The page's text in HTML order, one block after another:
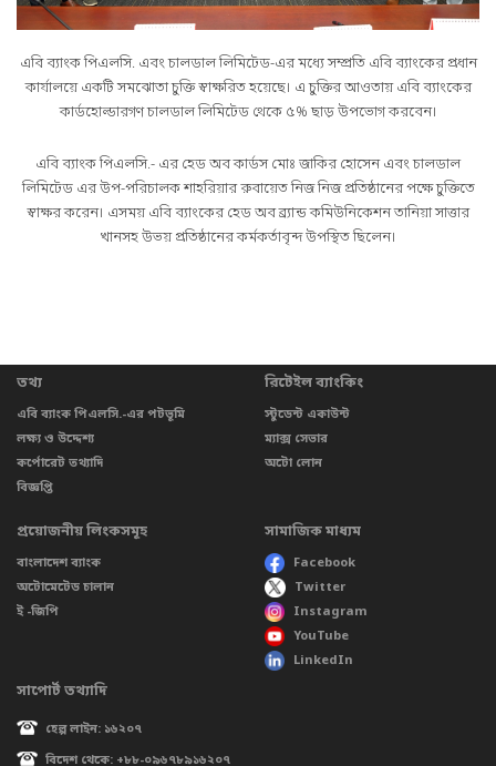
এবি ব্যাংক পিএলসি. এবং চালডাল লিমিটেড-এর মধ্যে সম্প্রতি এবি ব্যাংকের প্রধান
কার্যালয়ে একটি সমঝোতা চুক্তি স্বাক্ষরিত হয়েছে। এ চুক্তির আওতায় এবি ব্যাংকের
কার্ডহোল্ডারগণ চালডাল লিমিটেড থেকে ৫% ছাড় উপভোগ করবেন।
এবি ব্যাংক পিএলসি.- এর হেড অব কার্ডস মোঃ জাকির হোসেন এবং চালডাল
লিমিটেড এর উপ-পরিচালক শাহরিয়ার রুবায়েত নিজ নিজ প্রতিষ্ঠানের পক্ষে চুক্তিতে
স্বাক্ষর করেন। এসময় এবি ব্যাংকের হেড অব ব্র্যান্ড কমিউনিকেশন তানিয়া সাত্তার
খানসহ উভয় প্রতিষ্ঠানের কর্মকর্তাবৃন্দ উপস্থিত ছিলেন।
তথ্য
এবি ব্যাংক পিএলসি.-এর পটভূমি
লক্ষ্য ও উদ্দেশ্য
কর্পোরেট তথ্যাদি
বিজ্ঞপ্তি
রিটেইল ব্যাংকিং
স্টুডেন্ট একাউন্ট
ম্যাক্স সেভার
অটো লোন
প্রয়োজনীয় লিংকসমূহ
বাংলাদেশ ব্যাংক
অটোমেটেড চালান
ই -জিপি
সামাজিক মাধ্যম
Facebook
Twitter
Instagram
YouTube
LinkedIn
সাপোর্ট তথ্যাদি
হেল্প লাইন: ১৬২০৭
বিদেশ থেকে: +৮৮-০৯৬৭৮৯১৬২০৭